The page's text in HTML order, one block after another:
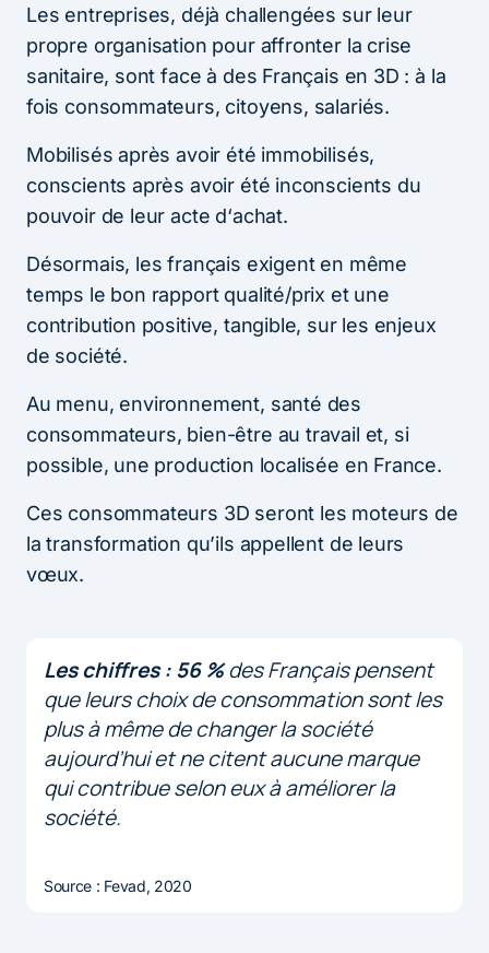
Les entreprises, déjà challengées sur leur
propre organisation pour affronter la crise
sanitaire, sont face à des Français en 3D : à la
fois consommateurs, citoyens, salariés.
Mobilisés après avoir été immobilisés,
conscients après avoir été inconscients du
pouvoir de leur acte d‘achat.
Désormais, les français exigent en même
temps le bon rapport qualité/prix et une
contribution positive, tangible, sur les enjeux
de société.
Au menu, environnement, santé des
consommateurs, bien-être au travail et, si
possible, une production localisée en France.
Ces consommateurs 3D seront les moteurs de
la transformation qu’ils appellent de leurs
vœux.
Les chiffres : 56 %des Français pensent
que leurs choix de consommation sont les
plus à même de changer la société
aujourd’hui et ne citent aucune marque
qui contribue selon eux à améliorer la
société.
Source : Fevad, 2020